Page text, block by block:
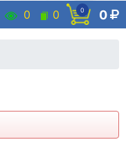
0 0 0 0